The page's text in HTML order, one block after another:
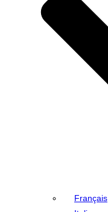
Français